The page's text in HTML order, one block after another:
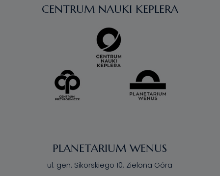
CENTRUM NAUKI KEPLERA
PLANETARIUM WENUS
ul. gen. Sikorskiego 10, Zielona Góra